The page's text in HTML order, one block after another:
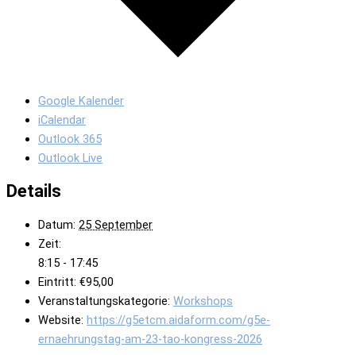
Google Kalender
iCalendar
Outlook 365
Outlook Live
Details
Datum: 25 September
Zeit:
8:15 - 17:45
Eintritt: €95,00
Veranstaltungskategorie: Workshops
Website: https://g5etcm.aidaform.com/g5e-
ernaehrungstag-am-23-tao-kongress-2026